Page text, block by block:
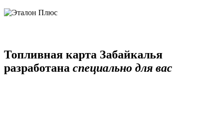
Топливная карта Забайкалья
разработана специально для вас